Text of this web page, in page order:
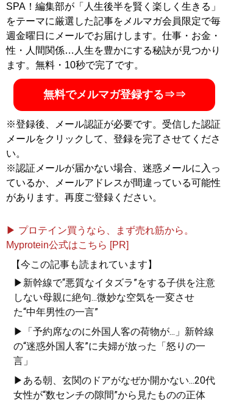
SPA！編集部が「人生後半を賢く楽しく生きる」
をテーマに厳選した記事をメルマガ会員限定で毎
週金曜日にメールでお届けします。仕事・お金・
性・人間関係…人生を豊かにする秘訣が見つかり
ます。無料・10秒で完了です。
無料でメルマガ登録する⇒⇒
※登録後、メール認証が必要です。受信した認証
メールをクリックして、登録を完了させてくださ
い。
※認証メールが届かない場合、迷惑メールに入っ
ているか、メールアドレスが間違っている可能性
があります。再度ご登録ください。
▶ プロテイン買うなら、まず売れ筋から。
Myprotein公式はこちら [PR]
【今この記事も読まれています】
▶新幹線で“悪質なイタズラ”をする子供を注意
しない母親に絶句...微妙な空気を一変させ
た“中年男性の一言”
▶「予約席なのに外国人客の荷物が...」新幹線
の“迷惑外国人客”に夫婦が放った「怒りの一
言」
▶ある朝、玄関のドアがなぜか開かない...20代
女性が“数センチの隙間”から見たものの正体